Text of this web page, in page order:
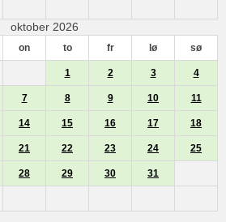
oktober 2026
on to fr lø sø
1 2 3 4
7 8 9 10 11
14 15 16 17 18
21 22 23 24 25
28 29 30 31